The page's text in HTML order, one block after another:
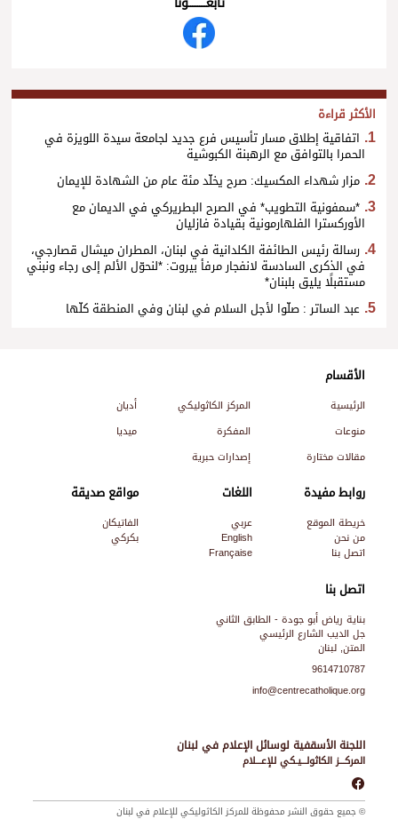
الأكثر قراءة
اتفاقية إطلاق مسار تأسيس فرع جديد لجامعة سيدة اللويزة في
الحمرا بالتوافق مع الرهبنة الكبوشية
مزار شهداء المكسيك: صرح يخلّد مئة عام من الشهادة للإيمان
*سمفونية التطويب* في الصرح البطريركي في الديمان مع
الأوركسترا الفلهارمونية بقيادة فازليان
رسالة رئيس الطائفة الكلدانية في لبنان، المطران ميشال قصارجي،
في الذكرى السادسة لانفجار مرفأ بيروت: *لنحوّل الألم إلى رجاء ونبني
مستقبلًا يليق بلبنان*
عبد الساتر : صلّوا لأجل السلام في لبنان وفي المنطقة كلّها
اللجنة الأسقفية لوسائل الإعلام في لبنان
المركـــز الكاثولـــيـكي للإعـــلام
اتصل بنا
بناية رياض أبو جودة - الطابق الثاني
جل الديب الشارع الرئيسي
المتن, لبنان
9614710787
info@centrecatholique.org
الأقسام
الرئيسية المركز الكاثوليكي
أديان
منوعات
المفكرة
ميديا
مقالات مختارة
إصدارات حبرية
روابط مفيدة
خريطة الموقع
من نحن
اتصل بنا
اللغات
عربي
English
Française
مواقع صديقة
الفاتيكان
بكركي
© جميع حقوق النشر محفوظة للمركز الكاثوليكي للإعلام في لبنان